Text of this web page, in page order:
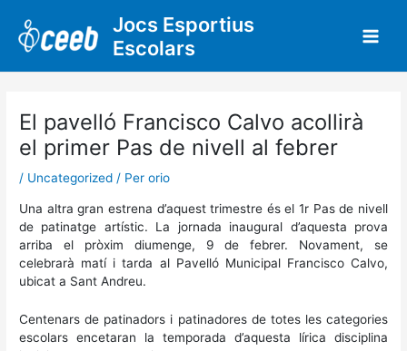
contingut
Jocs Esportius
Escolars
El pavelló Francisco Calvo acollirà
el primer Pas de nivell al febrer
/ Uncategorized / Per orio
Una altra gran estrena d’aquest trimestre és el 1r Pas de nivell
de patinatge artístic. La jornada inaugural d’aquesta prova
arriba el pròxim diumenge, 9 de febrer. Novament, se
celebrarà matí i tarda al Pavelló Municipal Francisco Calvo,
ubicat a Sant Andreu.
Centenars de patinadors i patinadores de totes les categories
escolars encetaran la temporada d’aquesta lírica disciplina